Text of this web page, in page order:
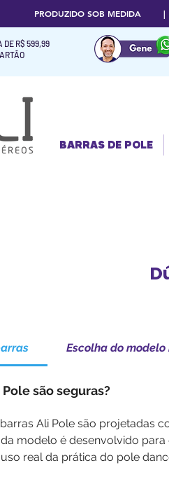
PRODUZIDO SOB
DE R$ 599,99
BARRAS DE POLE
Escolha do
são seguras?
Ali Pole são projetadas
modelo é desenvolvido
real da prática do pole